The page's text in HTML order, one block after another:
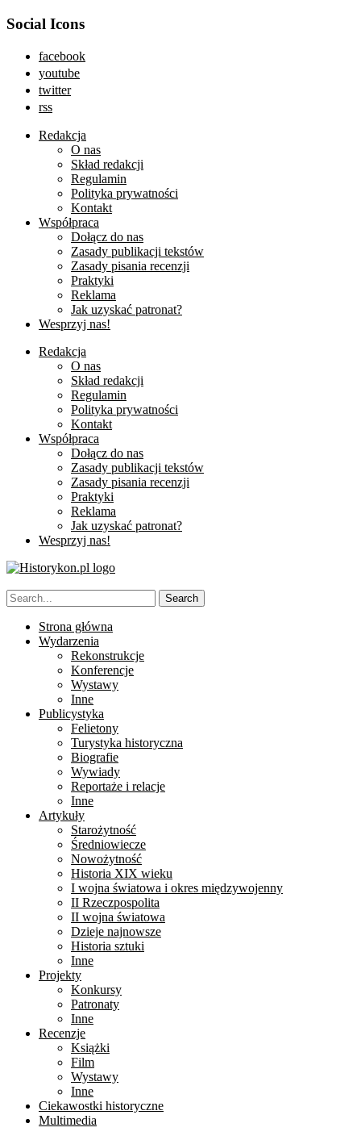
Social Icons
facebook
youtube
twitter
rss
Redakcja
O nas
Skład redakcji
Regulamin
Polityka prywatności
Kontakt
Współpraca
Dołącz do nas
Zasady publikacji tekstów
Zasady pisania recenzji
Praktyki
Reklama
Jak uzyskać patronat?
Wesprzyj nas!
Redakcja
O nas
Skład redakcji
Regulamin
Polityka prywatności
Kontakt
Współpraca
Dołącz do nas
Zasady publikacji tekstów
Zasady pisania recenzji
Praktyki
Reklama
Jak uzyskać patronat?
Wesprzyj nas!
Strona główna
Wydarzenia
Rekonstrukcje
Konferencje
Wystawy
Inne
Publicystyka
Felietony
Turystyka historyczna
Biografie
Wywiady
Reportaże i relacje
Inne
Artykuły
Starożytność
Średniowiecze
Nowożytność
Historia XIX wieku
I wojna światowa i okres międzywojenny
II Rzeczpospolita
II wojna światowa
Dzieje najnowsze
Historia sztuki
Inne
Projekty
Konkursy
Patronaty
Inne
Recenzje
Książki
Film
Wystawy
Inne
Ciekawostki historyczne
Multimedia